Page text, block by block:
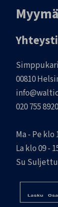
00810
020 755 8920
Ma - Pe klo
La klo 09 -
Su Suljettu